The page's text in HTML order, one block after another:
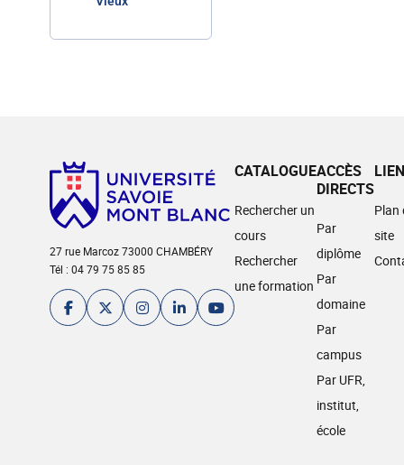
27 rue Marcoz 73000 CHAMBÉRY
Tél : 04 79 75 85 85
CATALOGUE
Rechercher un
cours
Rechercher
une formation
ACCÈS
DIRECTS
Par
diplôme
Par
domaine
Par
campus
Par UFR,
institut,
école
Plan
site